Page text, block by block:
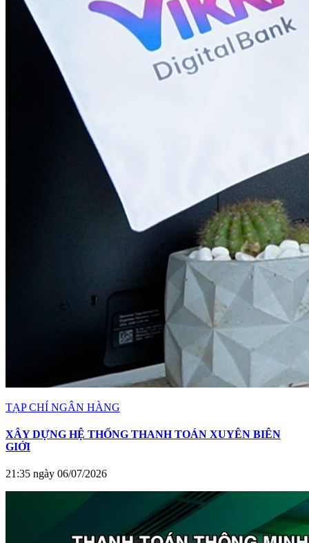
TẠP CHÍ NGÂN HÀNG
XÂY DỰNG HỆ THỐNG THANH TOÁN XUYÊN BIÊN
GIỚI
21:35 ngày 06/07/2026